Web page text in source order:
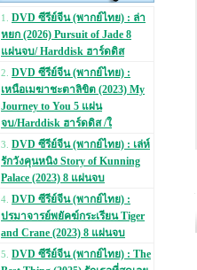
1. DVD ซีรีย์จีน (พากย์ไทย) : ล่า
หยก (2026) Pursuit of Jade 8
แผ่นจบ/ Harddisk ฮาร์ดดิส
2. DVD ซีรีย์จีน (พากย์ไทย) :
เหนือเมฆาชะตาลิขิต (2023) My
Journey to You 5 แผ่น
จบ/Harddisk ฮาร์ดดิส /ใ
3. DVD ซีรีย์จีน (พากย์ไทย) : เล่ห์
รักวังคุนหนิง Story of Kunning
Palace (2023) 8 แผ่นจบ
4. DVD ซีรีย์จีน (พากย์ไทย) :
ปรมาจารย์พยัคฆ์กระเรียน Tiger
and Crane (2023) 8 แผ่นจบ
5. DVD ซีรีย์จีน (พากย์ไทย) : The